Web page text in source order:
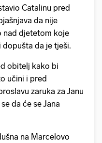
Catalinu pred
da nije
nad djetetom koje
dopušta da je tješi.
obitelj kako bi
učini i pred
zaruka za Janu
da će se Jana
na Marcelovo